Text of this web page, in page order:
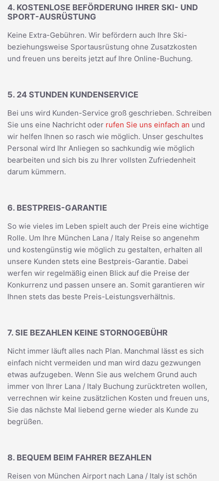
4. KOSTENLOSE BEFÖRDERUNG IHRER SKI- UND
SPORT-AUSRÜSTUNG
Keine Extra-Gebühren. Wir befördern auch Ihre Ski-
beziehungsweise Sportausrüstung ohne Zusatzkosten
und freuen uns bereits jetzt auf Ihre Online-Buchung.
5. 24 STUNDEN KUNDENSERVICE
Bei uns wird Kunden-Service groß geschrieben. Schreiben
Sie uns eine Nachricht oder rufen Sie uns einfach an und
wir helfen Ihnen so rasch wie möglich. Unser geschultes
Personal wird Ihr Anliegen so sachkundig wie möglich
bearbeiten und sich bis zu Ihrer vollsten Zufriedenheit
darum kümmern.
6. BESTPREIS-GARANTIE
So wie vieles im Leben spielt auch der Preis eine wichtige
Rolle. Um Ihre München Lana / Italy Reise so angenehm
und kostengünstig wie möglich zu gestalten, erhalten all
unsere Kunden stets eine Bestpreis-Garantie. Dabei
werfen wir regelmäßig einen Blick auf die Preise der
Konkurrenz und passen unsere an. Somit garantieren wir
Ihnen stets das beste Preis-Leistungsverhältnis.
7. SIE BEZAHLEN KEINE STORNOGEBÜHR
Nicht immer läuft alles nach Plan. Manchmal lässt es sich
einfach nicht vermeiden und man wird dazu gezwungen
etwas aufzugeben. Wenn Sie aus welchem Grund auch
immer von Ihrer Lana / Italy Buchung zurücktreten wollen,
verrechnen wir keine zusätzlichen Kosten und freuen uns,
Sie das nächste Mal liebend gerne wieder als Kunde zu
begrüßen.
8. BEQUEM BEIM FAHRER BEZAHLEN
Reisen von München Airport nach Lana / Italy ist schön